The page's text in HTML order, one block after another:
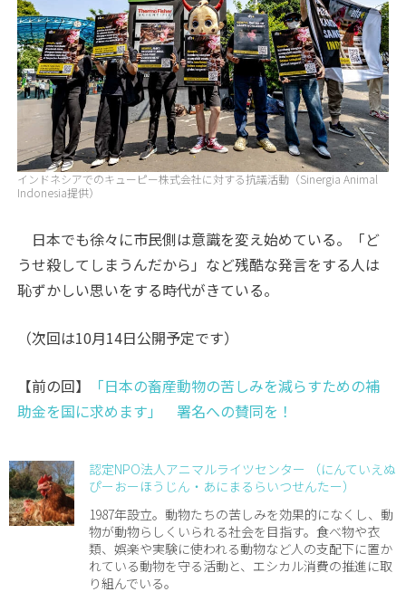
インドネシアでのキューピー株式会社に対する抗議活動（Sinergia Animal
Indonesia提供）
日本でも徐々に市民側は意識を変え始めている。「ど
うせ殺してしまうんだから」など残酷な発言をする人は
恥ずかしい思いをする時代がきている。
（次回は10月14日公開予定です）
【前の回】
「日本の畜産動物の苦しみを減らすための補
助金を国に求めます」 署名への賛同を！
認定NPO法人アニマルライツセンター （にんていえぬ
ぴーおーほうじん・あにまるらいつせんたー）
1987年設立。動物たちの苦しみを効果的になくし、動
物が動物らしくいられる社会を目指す。食べ物や衣
類、娯楽や実験に使われる動物など人の支配下に置か
れている動物を守る活動と、エシカル消費の推進に取
り組んでいる。